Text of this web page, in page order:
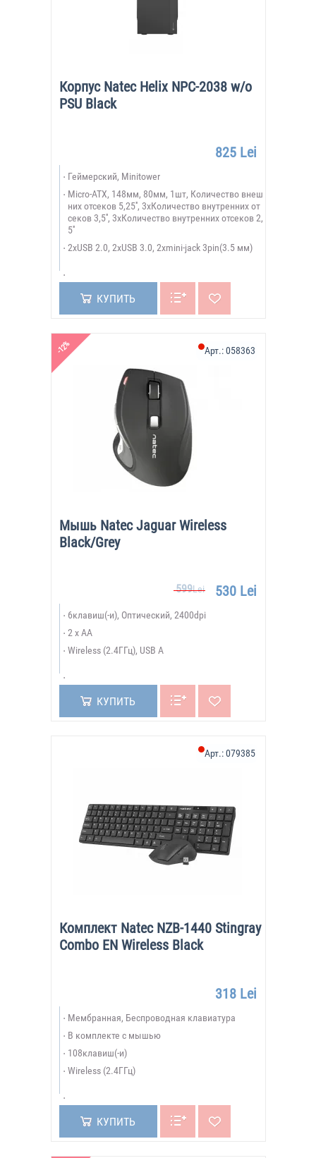
Корпус Natec Helix NPC-2038 w/o
PSU Black
825 Lei
Геймерский, Minitower
Micro-ATX, 148мм, 80мм, 1шт, Количество внеш
них отсеков 5,25'', 3xКоличество внутренних от
секов 3,5'', 3xКоличество внутренних отсеков 2,
5''
2xUSB 2.0, 2xUSB 3.0, 2xmini-jack 3pin(3.5 мм)
КУПИТЬ
-12%
Мышь Natec Jaguar Wireless
Black/Grey
Арт.:058363
599Lei 530 Lei
6клавиш(-и), Оптический, 2400dpi
2 x AA
Wireless (2.4ГГц), USB A
КУПИТЬ
Комплект Natec NZB-1440 Stingray
Combo EN Wireless Black
Арт.:079385
318 Lei
Мембранная, Беспроводная клавиатура
В комплекте с мышью
108клавиш(-и)
Wireless (2.4ГГц)
КУПИТЬ